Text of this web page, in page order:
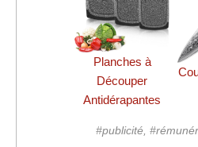
Planches à
Découper
Antidérapantes
#publicité,